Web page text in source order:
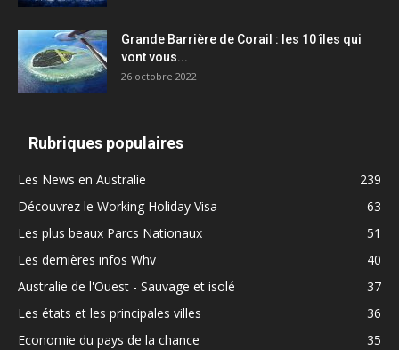
Grande Barrière de Corail : les 10 îles qui
vont vous...
26 octobre 2022
Rubriques populaires
Les News en Australie
239
Découvrez le Working Holiday Visa
63
Les plus beaux Parcs Nationaux
51
Les dernières infos Whv
40
Australie de l'Ouest - Sauvage et isolé
37
Les états et les principales villes
36
Economie du pays de la chance
35